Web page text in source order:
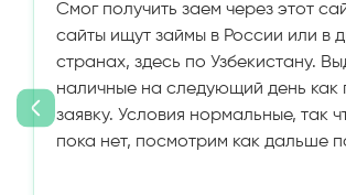
Смог получить заем через этот
сайты ищут займы в России или в
странах, здесь по Узбекистану.
наличные на следующий день как
заявку. Условия нормальные, так
пока нет, посмотрим как дальше